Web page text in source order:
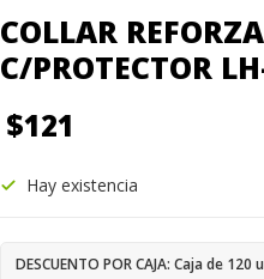
COLLAR
C/PROTECTOR
$121
Hay existencia
DESCUENTO POR CAJA: Caja de